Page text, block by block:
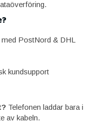
PostNord & DHL
kundsupport
Telefonen laddar bara i
av kabeln.